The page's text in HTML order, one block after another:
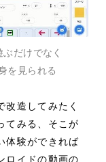
だけでなく
を見られる
改造してみたく
てみる、そこが
体験ができれば
ロイドの動画の